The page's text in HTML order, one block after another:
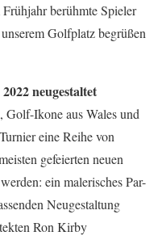
berühmte Spieler
Golfplatz begrüßen
neugestaltet
Ikone aus Wales und
eine Reihe von
gefeierten neuen
ein malerisches Par-
Neugestaltung
Ron Kirby